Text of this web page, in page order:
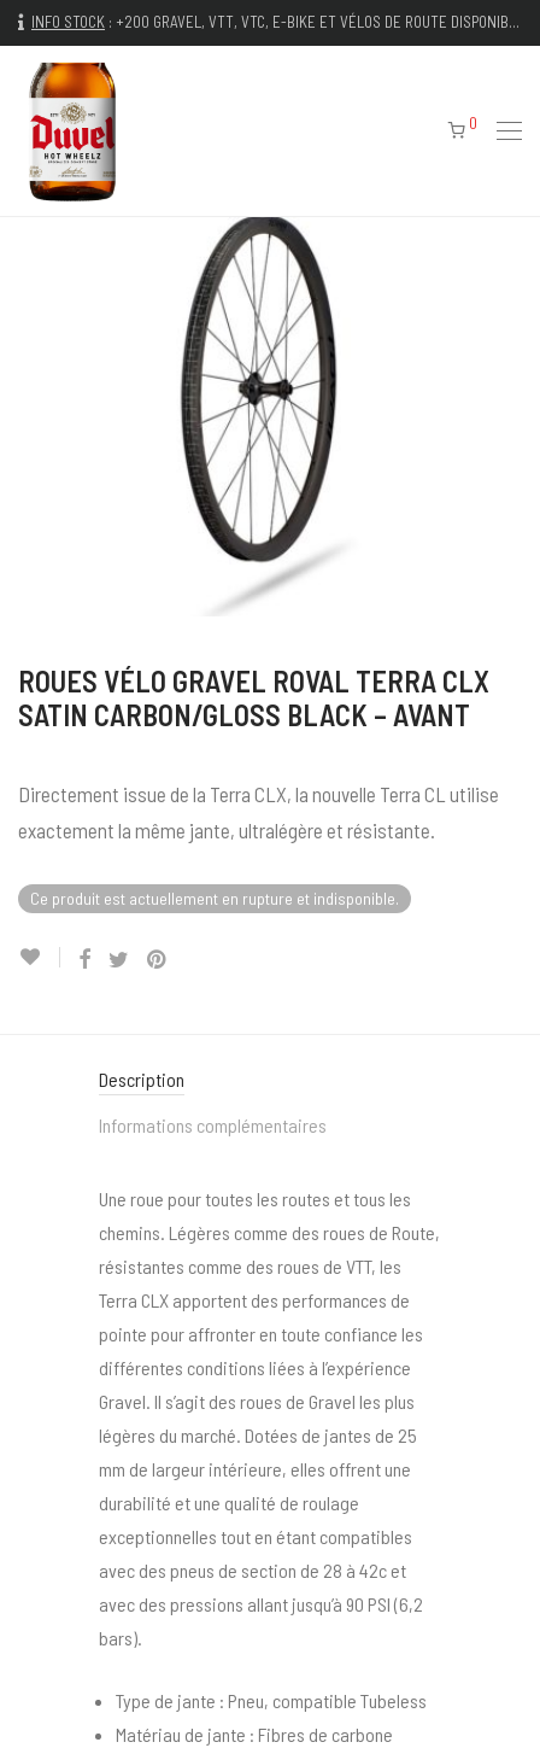
INFO STOCK : +200 GRAVEL, VTT, VTC, E-BIKE ET VÉLOS DE ROUTE DISPONIBLES IMMÉDIATEMENT
0
ROUES VÉLO GRAVEL ROVAL TERRA CLX
SATIN CARBON/GLOSS BLACK – AVANT
Directement issue de la Terra CLX, la nouvelle Terra CL utilise
exactement la même jante, ultralégère et résistante.
Ce produit est actuellement en rupture et indisponible.
Description
Informations complémentaires
Une roue pour toutes les routes et tous les
chemins. Légères comme des roues de Route,
résistantes comme des roues de VTT, les
Terra CLX apportent des performances de
pointe pour affronter en toute confiance les
différentes conditions liées à l’expérience
Gravel. Il s’agit des roues de Gravel les plus
légères du marché. Dotées de jantes de 25
mm de largeur intérieure, elles offrent une
durabilité et une qualité de roulage
exceptionnelles tout en étant compatibles
avec des pneus de section de 28 à 42c et
avec des pressions allant jusqu’à 90 PSI (6,2
bars).
Type de jante : Pneu, compatible Tubeless
Matériau de jante : Fibres de carbone